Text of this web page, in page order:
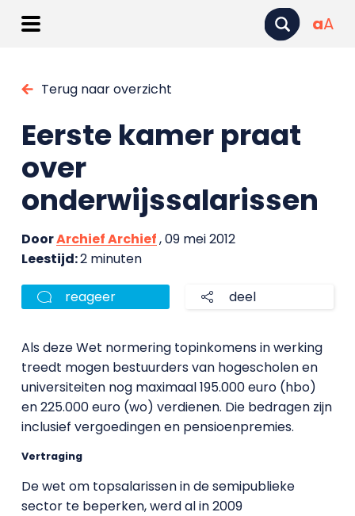
aA
Terug naar overzicht
Eerste kamer praat
over
onderwijssalarissen
DoorArchief Archief, 09 mei 2012
Leestijd:2 minuten
reageer deel
Als deze Wet normering topinkomens in werking
treedt mogen bestuurders van hogescholen en
universiteiten nog maximaal 195.000 euro (hbo)
en 225.000 euro (wo) verdienen. Die bedragen zijn
inclusief vergoedingen en pensioenpremies.
Vertraging
De wet om topsalarissen in de semipublieke
sector te beperken, werd al in 2009